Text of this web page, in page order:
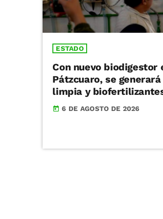
ESTADO
Con nuevo biodigestor
Pátzcuaro, se
limpia y
today 6 DE AGOSTO DE 2026